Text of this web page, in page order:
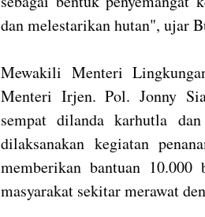
dan melestarikan hutan", ujar
Mewakili Menteri
Menteri Irjen. Pol. Jonny
sempat dilanda karhutla
dilaksanakan kegiatan
memberikan bantuan
masyarakat sekitar merawat